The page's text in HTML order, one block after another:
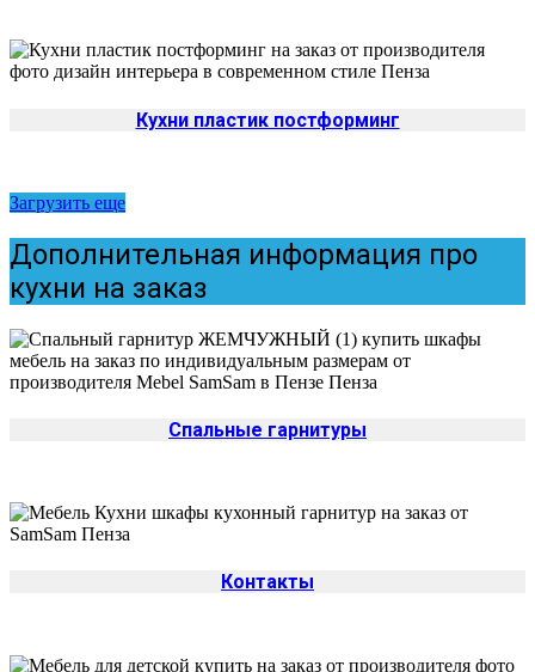
Кухни пластик постформинг
Загрузить еще
Дополнительная информация про
кухни на заказ
Спальные гарнитуры
Контакты